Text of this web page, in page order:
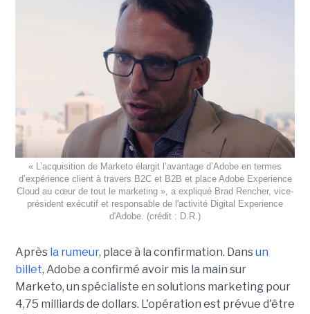
« L’acquisition de Marketo élargit l’avantage d’Adobe en termes
d’expérience client à travers B2C et B2B et place Adobe Experience
Cloud au cœur de tout le marketing », a expliqué Brad Rencher, vice-
président exécutif et responsable de l'activité Digital Experience
d'Adobe. (crédit : D.R.)
Après la rumeur, place à la confirmation. Dansun
billet, Adobe a confirmé avoir mis la main sur
Marketo, un spécialiste en solutions marketing pour
4,75 milliards de dollars. L'opération est prévue d'être